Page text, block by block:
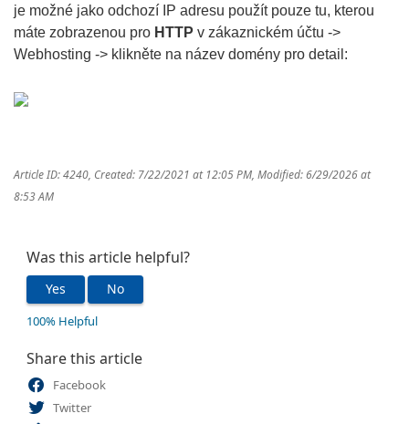
je možné jako odchozí IP adresu použít pouze tu, kterou
máte zobrazenou pro HTTP v zákaznickém účtu ->
Webhosting -> klikněte na název domény pro detail:
Article ID: 4240, Created: 7/22/2021 at 12:05 PM, Modified: 6/29/2026 at
8:53 AM
Was this article helpful?
Yes No
100% Helpful
Share this article
Facebook
Twitter